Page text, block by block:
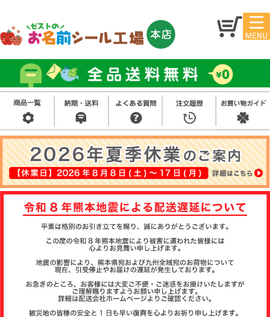
マイ
ジ
お名
前シ
ール
アイ
ロン
シー
ル
お買
い得
セッ
ト
スタ
ンプ
その
他
注文履歴